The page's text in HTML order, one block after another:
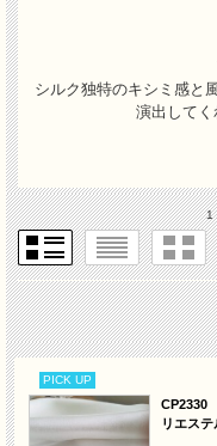
シルク独特のキシミ感と
演出してく
1
PICK UP
CP2330
リエス